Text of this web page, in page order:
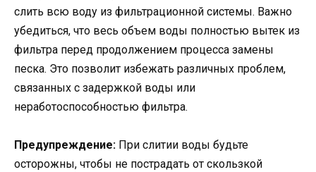
слить всю воду из фильтрационной системы. Важно
убедиться, что весь объем воды полностью вытек из
фильтра перед продолжением процесса замены
песка. Это позволит избежать различных проблем,
связанных с задержкой воды или
неработоспособностью фильтра.
Предупреждение: При слитии воды будьте
осторожны, чтобы не пострадать от скользкой